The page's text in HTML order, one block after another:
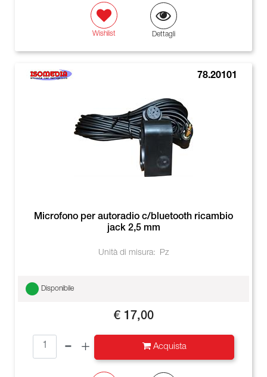
Wishlist Dettagli
78.20101
Microfono per autoradio c/bluetooth ricambio
jack 2,5 mm
Unità di misura: Pz
Disponibile
€ 17,00
Acquista